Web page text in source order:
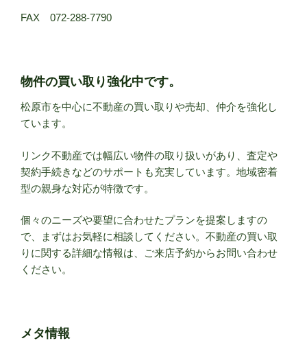
FAX 072-288-7790
物件の買い取り強化中です。
松原市を中心に不動産の買い取りや売却、仲介を強化し
ています。
リンク不動産では幅広い物件の取り扱いがあり、査定や
契約手続きなどのサポートも充実しています。地域密着
型の親身な対応が特徴です。
個々のニーズや要望に合わせたプランを提案しますの
で、まずはお気軽に相談してください。不動産の買い取
りに関する詳細な情報は、ご来店予約からお問い合わせ
ください。
メタ情報